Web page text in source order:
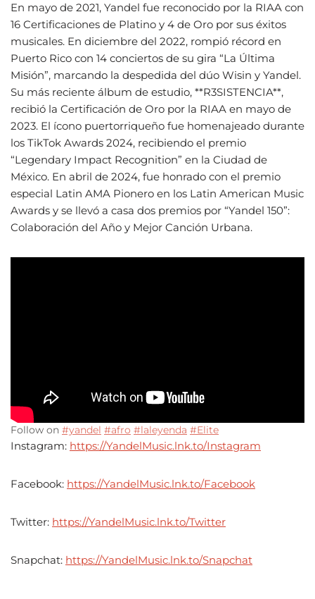
En mayo de 2021, Yandel fue reconocido por la RIAA con
16 Certificaciones de Platino y 4 de Oro por sus éxitos
musicales. En diciembre del 2022, rompió récord en
Puerto Rico con 14 conciertos de su gira “La Última
Misión”, marcando la despedida del dúo Wisin y Yandel.
Su más reciente álbum de estudio, **R3SISTENCIA**,
recibió la Certificación de Oro por la RIAA en mayo de
2023. El ícono puertorriqueño fue homenajeado durante
los TikTok Awards 2024, recibiendo el premio
“Legendary Impact Recognition” en la Ciudad de
México. En abril de 2024, fue honrado con el premio
especial Latin AMA Pionero en los Latin American Music
Awards y se llevó a casa dos premios por “Yandel 150”:
Colaboración del Año y Mejor Canción Urbana.
Follow on #yandel #afro #laleyenda #Elite
Instagram: https://YandelMusic.lnk.to/Instagram
Facebook: https://YandelMusic.lnk.to/Facebook
Twitter: https://YandelMusic.lnk.to/Twitter
Snapchat: https://YandelMusic.lnk.to/Snapchat